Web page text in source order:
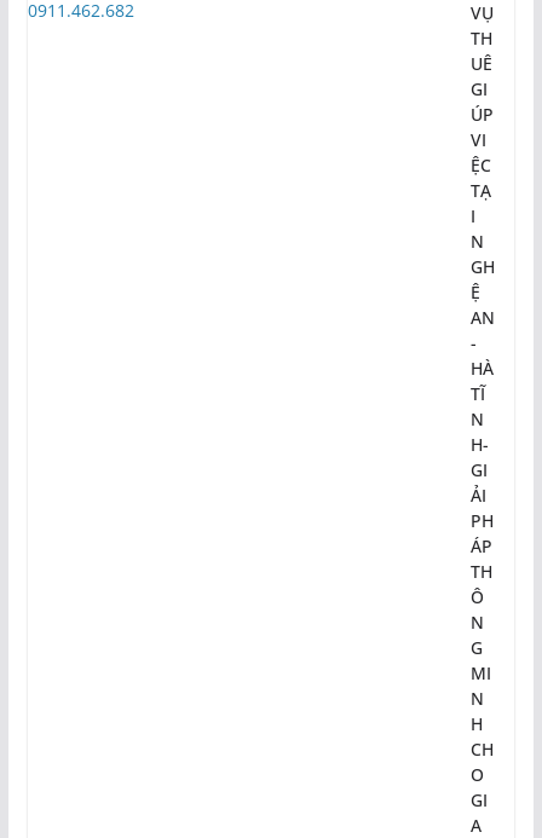
VỤ
TH
UÊ
GI
ÚP
VI
ỆC
TẠ
I
N
GH
Ệ
AN
-
HÀ
TĨ
N
H-
GI
ẢI
PH
ÁP
TH
Ô
N
G
MI
N
H
CH
O
GI
A